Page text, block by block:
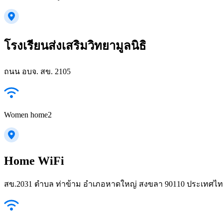
โรงเรียนส่งเสริมวิทยามูลนิธิ
ถนน อบจ. สข. 2105
Women home2
Home WiFi
สข.2031 ตำบล ท่าข้าม อำเภอหาดใหญ่ สงขลา 90110 ประเทศไ